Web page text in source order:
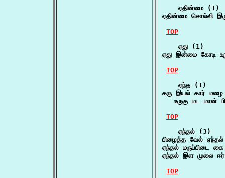
    ஏதின்மை (1)
ஏதின்மை சொல்லி
TOP
    ஏது (1)
ஏது இன்மை கோடி
TOP
    ஏந்த (1)
கரு இயல் கார் மழை
உருகு மட மான்
TOP
    ஏந்தல் (3)
பிழைத்த வேல்
ஏந்தல் மருப்பிடை
ஏந்தல் இள முலை
TOP